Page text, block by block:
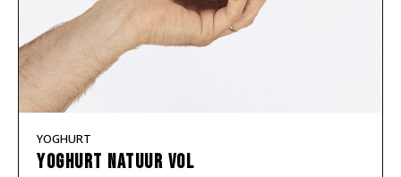
YOGHURT
Yoghurt natuur VOL